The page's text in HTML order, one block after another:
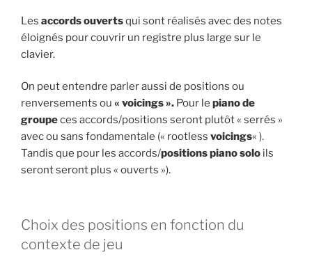
Les accords ouvertsqui sont réalisés avec des notes
éloignés pour couvrir un registre plus large sur le
clavier.
On peut entendre parler aussi de positions ou
renversements ou « voicings ». Pour le piano de
groupeces accords/positions seront plutôt « serrés »
avec ou sans fondamentale (« rootless voicings« ).
Tandis que pour les accords/positions piano solo ils
seront seront plus « ouverts »).
Choix des positions en fonction du
contexte de jeu